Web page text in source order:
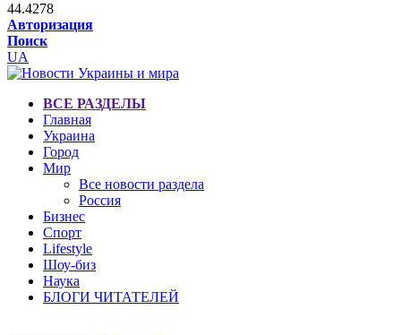
44.4278
Авторизация
Поиск
UA
ВСЕ РАЗДЕЛЫ
Главная
Украина
Город
Мир
Все новости раздела
Россия
Бизнес
Спорт
Lifestyle
Шоу-биз
Наука
БЛОГИ ЧИТАТЕЛЕЙ